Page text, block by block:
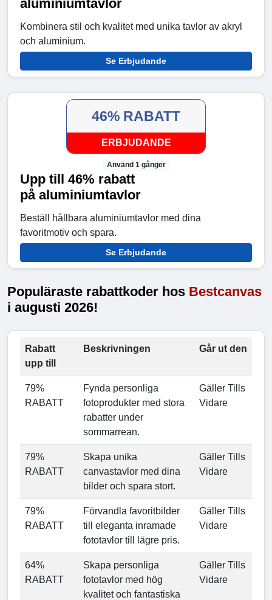
aluminiumtavlor
Kombinera stil och kvalitet med unika tavlor av akryl
och aluminium.
Se Erbjudande
46% RABATT
ERBJUDANDE
Använd 1 gånger
Upp till 46% rabatt
på aluminiumtavlor
Beställ hållbara aluminiumtavlor med dina
favoritmotiv och spara.
Se Erbjudande
Populäraste rabattkoder hos Bestcanvas
i augusti 2026!
Rabatt
upp till
Beskrivningen Går ut den
79%
RABATT
Fynda personliga
fotoprodukter med stora
rabatter under
sommarrean.
Gäller Tills
Vidare
79%
RABATT
Skapa unika
canvastavlor med dina
bilder och spara stort.
Gäller Tills
Vidare
79%
RABATT
Förvandla favoritbilder
till eleganta inramade
fototavlor till lägre pris.
Gäller Tills
Vidare
64%
RABATT
Skapa personliga
fototavlor med hög
kvalitet och fantastiska
Gäller Tills
Vidare